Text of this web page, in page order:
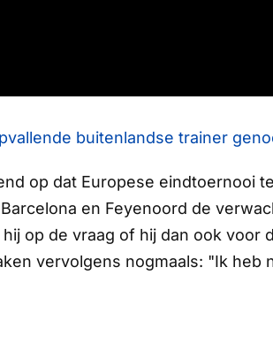
buitenlandse trainer
op dat Europese eindtoernooi
en Feyenoord de
op de vraag of hij dan ook voor
vervolgens nogmaals: "Ik heb